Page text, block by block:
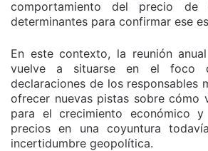
comportamiento del precio de
determinantes para confirmar ese
En este contexto, la reunión
vuelve a situarse en el foco
declaraciones de los responsables
ofrecer nuevas pistas sobre cómo
para el crecimiento económico
precios en una coyuntura
incertidumbre geopolítica.